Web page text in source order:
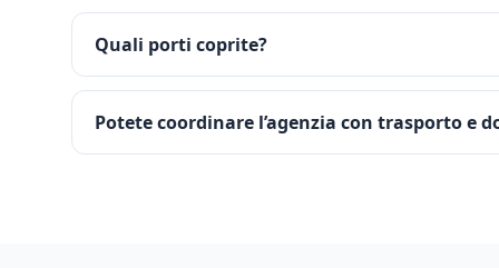
Quali porti coprite?
Potete coordinare l’agenzia con trasporto e